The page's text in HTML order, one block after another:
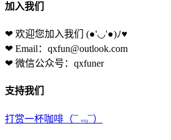
加入我们
❤ 欢迎您加入我们 (●'◡'●)ﾉ♥
❤ Email：qxfun@outlook.com
❤ 微信公众号：qxfuner
支持我们
打赏一杯咖啡 （¯﹃¯）